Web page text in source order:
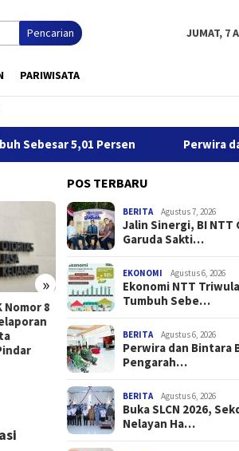
Pencarian JUMAT, 7
PARIWISATA
5,01 Persen Perwira dan
»
Nomor 8
Jalin Sinergi, BI NTT Gelar
Garuda Sakti Cross Border
Fest 2026
POS TERBARU
BERITA Agustus 7, 2026
Jalin Sinergi, BI NTT
Garuda Sakti…
EKONOMI Agustus 6, 2026
Ekonomi NTT
Tumbuh Sebe…
BERITA Agustus 6, 2026
Perwira dan Bintara
Pengarah…
BERITA Agustus 6, 2026
Buka SLCN 2026,
Nelayan Ha…